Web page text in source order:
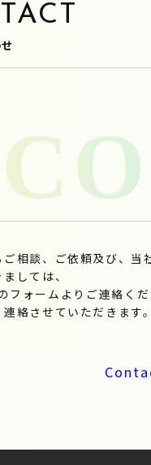
相談、ご依頼及び、当
しては、
ォームよりご連絡くだ
絡させていただきます。